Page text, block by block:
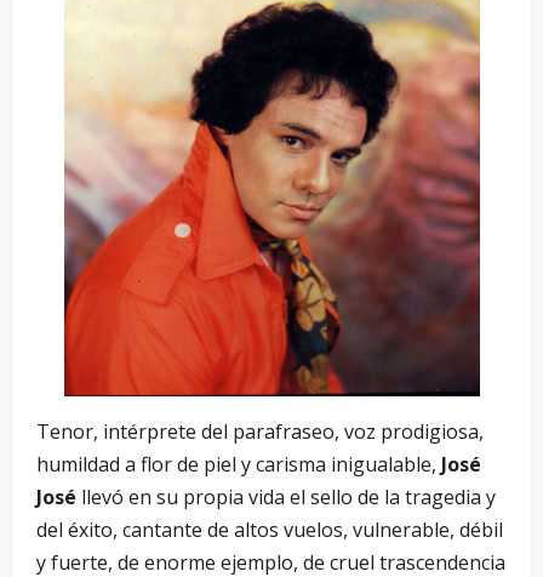
Tenor, intérprete del parafraseo, voz prodigiosa,
humildad a flor de piel y carisma inigualable, José
José llevó en su propia vida el sello de la tragedia y
del éxito, cantante de altos vuelos, vulnerable, débil
y fuerte, de enorme ejemplo, de cruel trascendencia